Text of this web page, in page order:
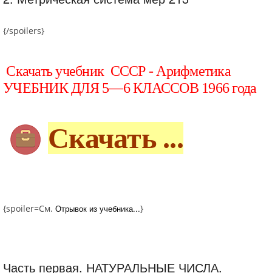
{/spoilers}
Скачать учебник СССР - Арифметика
УЧЕБНИК ДЛЯ 5—6 КЛАССОВ 1966 года
Скачать ...
{spoiler=См. Отрывок из учебника...}
Часть первая. НАТУРАЛЬНЫЕ ЧИСЛА.